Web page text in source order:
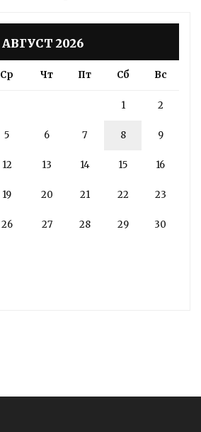
АВГУСТ 2026
Ср Чт Пт Сб Вс
1 2
5 6 7 8 9
12 13 14 15 16
19 20 21 22 23
26 27 28 29 30